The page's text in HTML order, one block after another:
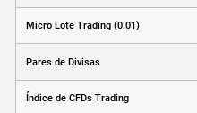
Micro Lote Trading (0.01)
Pares de Divisas
Índice de CFDs Trading